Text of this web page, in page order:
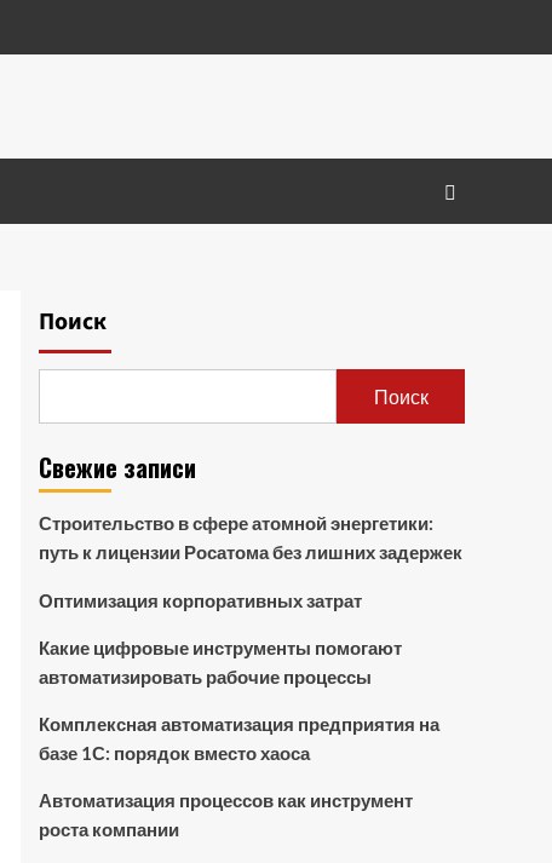
Поиск
Поиск
Свежие записи
Строительство в сфере атомной энергетики:
путь к лицензии Росатома без лишних задержек
Оптимизация корпоративных затрат
Какие цифровые инструменты помогают
автоматизировать рабочие процессы
Комплексная автоматизация предприятия на
базе 1С: порядок вместо хаоса
Автоматизация процессов как инструмент
роста компании